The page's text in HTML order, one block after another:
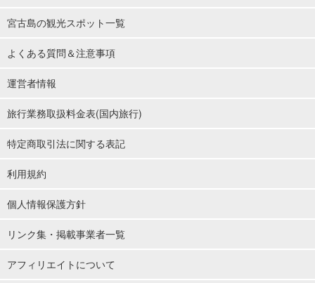
宮古島の観光スポット一覧
よくある質問＆注意事項
運営者情報
旅行業務取扱料金表(国内旅行)
特定商取引法に関する表記
利用規約
個人情報保護方針
リンク集・掲載事業者一覧
アフィリエイトについて